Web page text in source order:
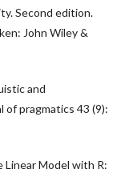
Second edition.
John Wiley &
and
of pragmatics 43 (9):
Linear Model with R: